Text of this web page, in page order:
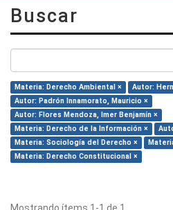
Buscar
Materia: Derecho Ambiental ×
Autor:
Autor: Padrón Innamorato, Mauricio ×
Autor: Flores Mendoza, Imer Benjamín ×
Materia: Derecho de la Información ×
Materia: Sociología del Derecho ×
Materia: Derecho Constitucional ×